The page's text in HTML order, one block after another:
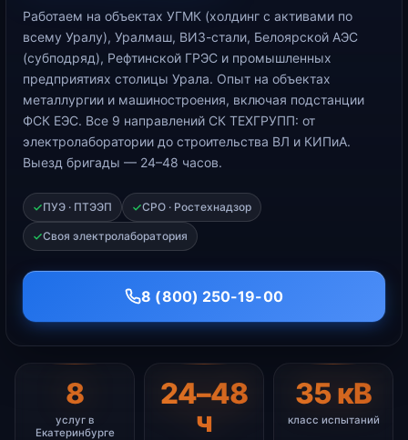
Работаем на объектах УГМК (холдинг с активами по
всему Уралу), Уралмаш, ВИЗ-стали, Белоярской АЭС
(субподряд), Рефтинской ГРЭС и промышленных
предприятиях столицы Урала. Опыт на объектах
металлургии и машиностроения, включая подстанции
ФСК ЕЭС. Все 9 направлений СК ТЕХГРУПП: от
электролаборатории до строительства ВЛ и КИПиА.
Выезд бригады — 24–48 часов.
ПУЭ · ПТЭЭП СРО · Ростехнадзор
Своя электролаборатория
8 (800) 250-19-00
8
услуг в
Екатеринбурге
24–48
ч
35 кВ
класс испытаний